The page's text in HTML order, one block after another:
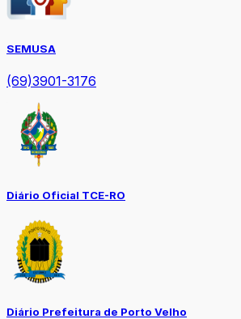
SEMUSA
(69)3901-3176
Diário Oficial TCE-RO
Diário Prefeitura de Porto Velho